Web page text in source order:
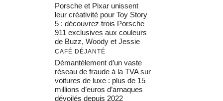
Porsche et Pixar unissent
leur créativité pour Toy Story
5 : découvrez trois Porsche
911 exclusives aux couleurs
de Buzz, Woody et Jessie
CAFÉ DÉJANTÉ
Démantèlement d’un vaste
réseau de fraude à la TVA sur
voitures de luxe : plus de 15
millions d’euros d’arnaques
dévoilés depuis 2022